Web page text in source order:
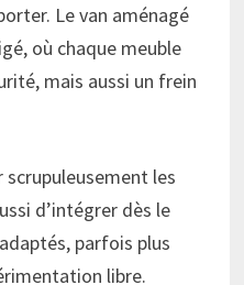
Le van aménagé
où chaque meuble
mais aussi un frein
scrupuleusement les
d’intégrer dès le
parfois plus
libre.